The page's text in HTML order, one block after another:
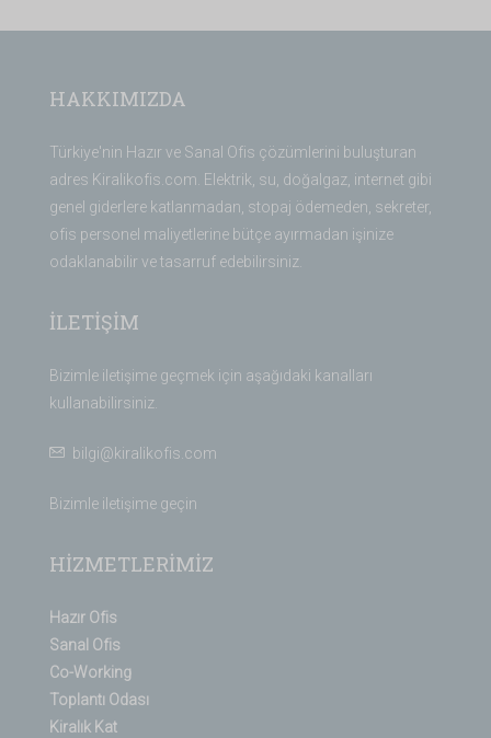
HAKKIMIZDA
Türkiye'nin Hazır ve Sanal Ofis çözümlerini buluşturan
adres Kiralikofis.com. Elektrik, su, doğalgaz, internet gibi
genel giderlere katlanmadan, stopaj ödemeden, sekreter,
ofis personel maliyetlerine bütçe ayırmadan işinize
odaklanabilir ve tasarruf edebilirsiniz.
İLETİŞİM
Bizimle iletişime geçmek için aşağıdaki kanalları
kullanabilirsiniz.
bilgi@kiralikofis.com
Bizimle iletişime geçin
HİZMETLERİMİZ
Hazır Ofis
Sanal Ofis
Co-Working
Toplantı Odası
Kiralık Kat